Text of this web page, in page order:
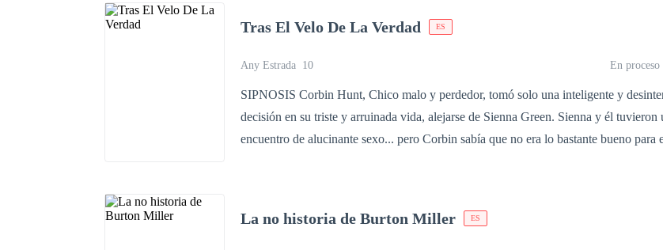
redenciones, Álvaro tendrá que demostrar que el amor y la verdad pueden sobrevivir
Tras El Velo De La Verdad ES
Any Estrada 10 En proceso
SIPNOSIS Corbin Hunt, Chico malo y perdedor, tomó solo una inteligente y desinteresada
decisión en su triste y arruinada vida, alejarse de Sienna Green. Sienna y él tuvieron un
encuentro de alucinante sexo... pero Corbin sabía que no era lo bastante bueno para
Corbin tendrán que luchar por lo que quieren...
La no historia de Burton Miller ES